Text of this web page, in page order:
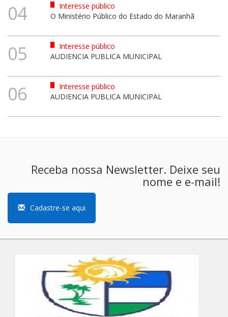
04
Interesse público
O Ministério Público do Estado do Maranhã
05
Interesse público
AUDIENCIA PUBLICA MUNICIPAL
06
Interesse público
AUDIENCIA PUBLICA MUNICIPAL
Receba nossa Newsletter. Deixe seu
nome e e-mail!
Cadastre-se aqui